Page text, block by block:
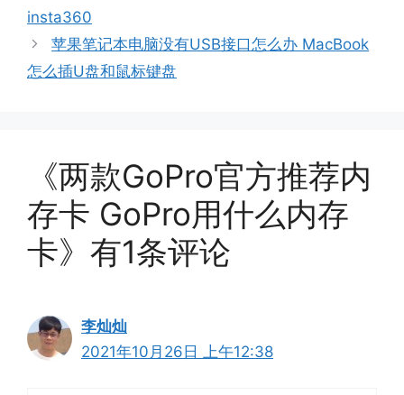
insta360
苹果笔记本电脑没有USB接口怎么办 MacBook
怎么插U盘和鼠标键盘
《两款GoPro官方推荐内
存卡 GoPro用什么内存
卡》有1条评论
李灿灿
2021年10月26日 上午12:38